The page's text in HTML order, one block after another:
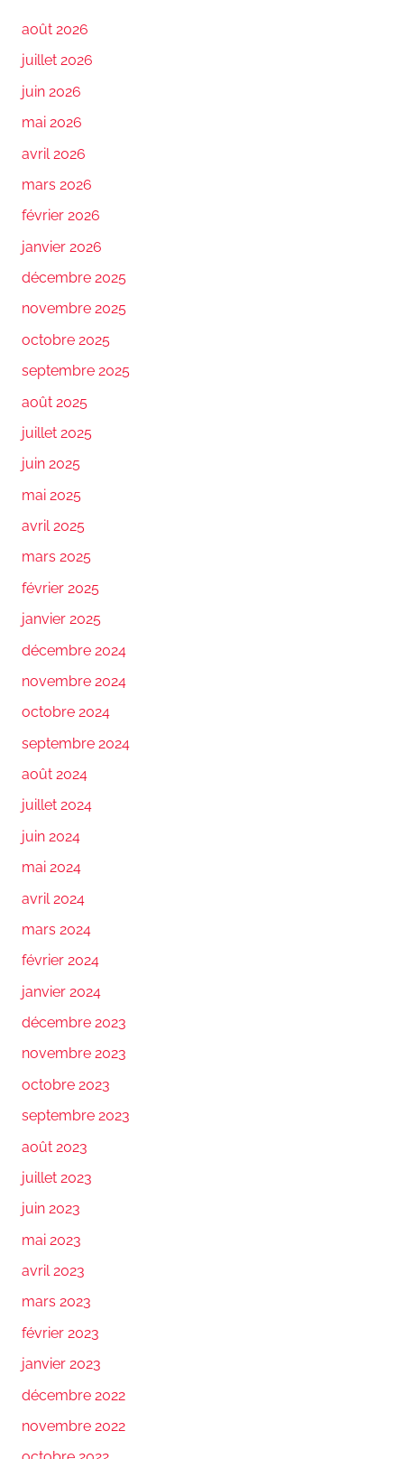
août 2026
juillet 2026
juin 2026
mai 2026
avril 2026
mars 2026
février 2026
janvier 2026
décembre 2025
novembre 2025
octobre 2025
septembre 2025
août 2025
juillet 2025
juin 2025
mai 2025
avril 2025
mars 2025
février 2025
janvier 2025
décembre 2024
novembre 2024
octobre 2024
septembre 2024
août 2024
juillet 2024
juin 2024
mai 2024
avril 2024
mars 2024
février 2024
janvier 2024
décembre 2023
novembre 2023
octobre 2023
septembre 2023
août 2023
juillet 2023
juin 2023
mai 2023
avril 2023
mars 2023
février 2023
janvier 2023
décembre 2022
novembre 2022